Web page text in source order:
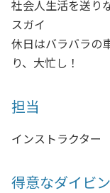
社会人生活を送り
スガイ
休日はバラバラの
り、大忙し！
担当
インストラクター
得意なダイビ